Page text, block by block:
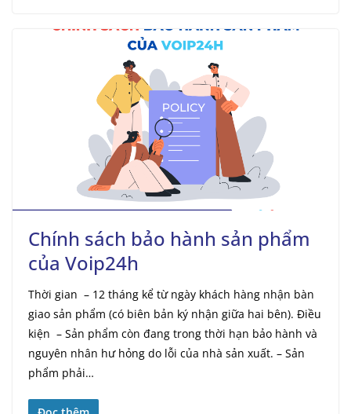
Chính sách bảo hành sản phẩm
của Voip24h
Thời gian – 12 tháng kể từ ngày khách hàng nhận bàn
giao sản phẩm (có biên bản ký nhận giữa hai bên). Điều
kiện – Sản phẩm còn đang trong thời hạn bảo hành và
nguyên nhân hư hỏng do lỗi của nhà sản xuất. – Sản
phẩm phải…